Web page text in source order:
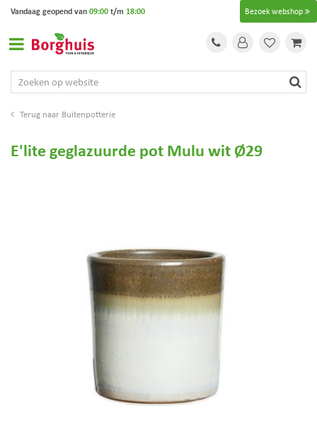
Buitenpotterie
Bezoek webshop
Vandaag geopend van09:00t/m 18:00
E'lite geglazuurde pot Mulu wit Ø29